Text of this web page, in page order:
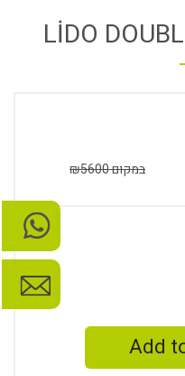
LİDO
במקום ₪5600
Add